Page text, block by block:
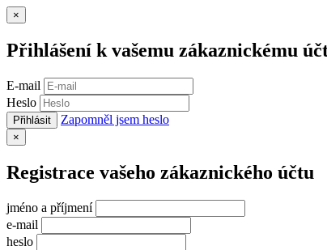
×
Přihlášení k vašemu zákaznickému
E-mail
Heslo
Přihlásit Zapomněl jsem heslo
×
Registrace vašeho zákaznického účtu
jméno a příjmení
e-mail
heslo